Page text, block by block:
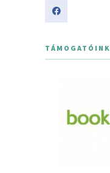
TÁMOGATÓINK